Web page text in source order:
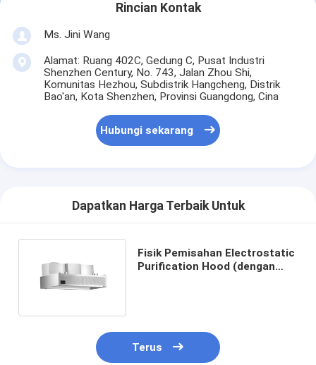
Rincian Kontak
Ms. Jini Wang
Alamat: Ruang 402C, Gedung C, Pusat Industri
Shenzhen Century, No. 743, Jalan Zhou Shi,
Komunitas Hezhou, Subdistrik Hangcheng, Distrik
Bao'an, Kota Shenzhen, Provinsi Guangdong, Cina
Hubungi sekarang
Dapatkan Harga Terbaik Untuk
Fisik Pemisahan Electrostatic
Purification Hood (dengan
Terus